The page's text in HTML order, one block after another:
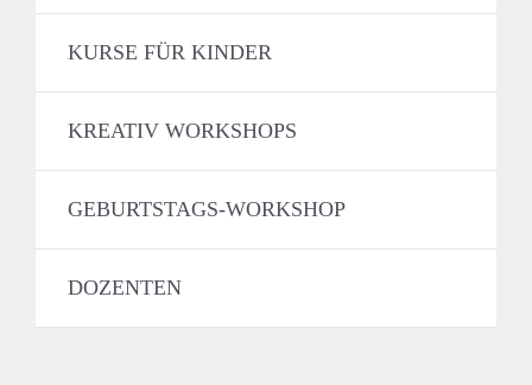
KURSE FÜR KINDER
KREATIV WORKSHOPS
GEBURTSTAGS-WORKSHOP
DOZENTEN